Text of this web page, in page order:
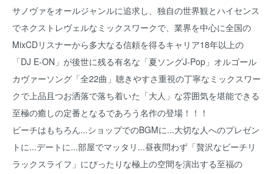
サノヴァをオールジャンルに追求し、独自の世界観とハイセンス
でネクストレヴェルなミックスワークで、業界を中心に全国の
MixCDリスナーから多大なる信頼を得るキャリア18年以上の
「DJ E-ON」が後世に残る有名な「夏ソングJ-Pop」オルゴール
カヴァーソング「全22曲」聴きやすさ重視の丁寧なミックスワー
クで上品且つお洒落で落ち着いた「大人」な雰囲気を堪能できる
至極の癒しの定番となるであろう名作の登場！！！
ビーチはもちろん...ショップでのBGMに...大切な人へのプレゼン
トに...デートに...部屋でマッタリ...昼夜問わず「贅沢なビーチリ
ラックスライフ」にぴったりな極上の空間を演出する至福の